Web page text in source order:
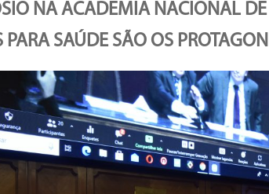
NA ACADEMIA NACIONAL
PARA SAÚDE SÃO OS